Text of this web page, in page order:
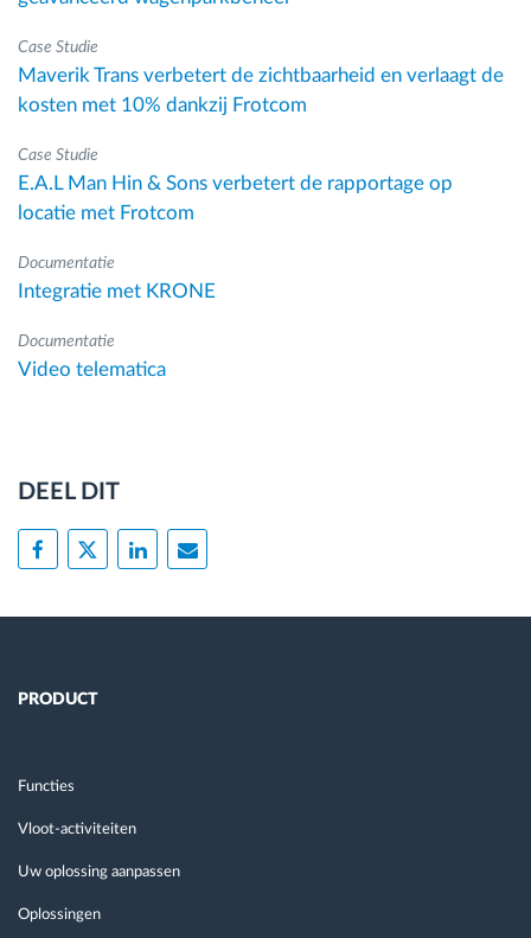
Case Studie
Maverik Trans verbetert de zichtbaarheid en verlaagt de
kosten met 10% dankzij Frotcom
Case Studie
E.A.L Man Hin & Sons verbetert de rapportage op
locatie met Frotcom
Documentatie
Integratie met KRONE
Documentatie
Video telematica
DEEL DIT
PRODUCT
Functies
Vloot-activiteiten
Uw oplossing aanpassen
Oplossingen